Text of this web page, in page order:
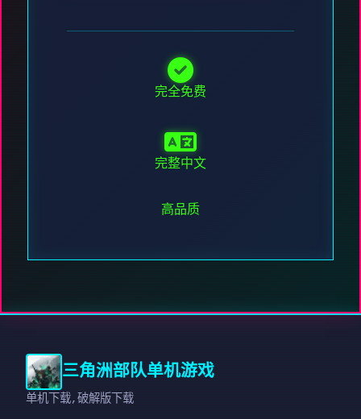
完全免费
完整中文
高品质
三角洲部队单机游戏
单机下载,破解版下载